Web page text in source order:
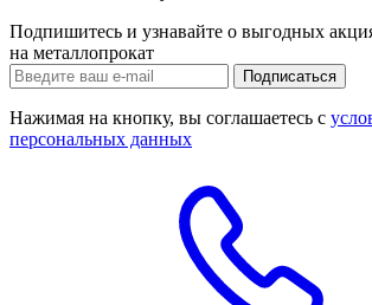
Подпишитесь и узнавайте о выгодных
на металлопрокат
Нажимая на кнопку, вы соглашаетесь с
персональных данных